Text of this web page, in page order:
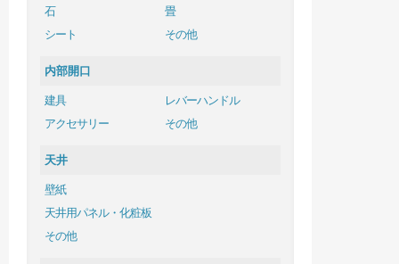
石
畳
シート
その他
内部開口
建具
レバーハンドル
アクセサリー
その他
天井
壁紙
天井用パネル・化粧板
その他